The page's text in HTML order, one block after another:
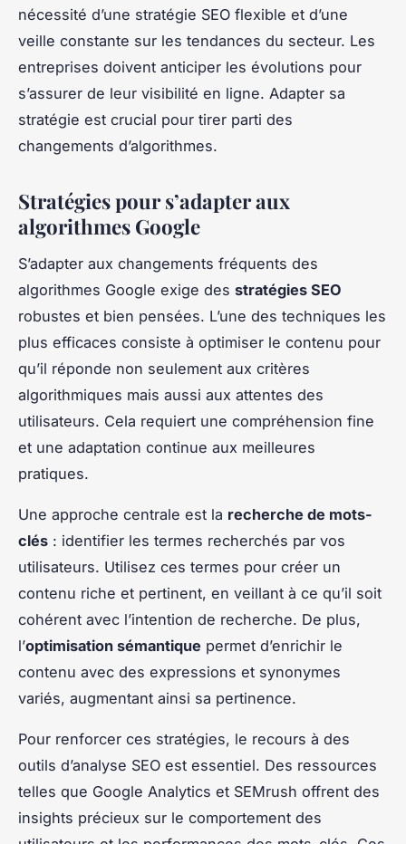
nécessité d’une stratégie SEO flexible et d’une
veille constante sur les tendances du secteur. Les
entreprises doivent anticiper les évolutions pour
s’assurer de leur visibilité en ligne. Adapter sa
stratégie est crucial pour tirer parti des
changements d’algorithmes.
Stratégies pour s’adapter aux
algorithmes Google
S’adapter aux changements fréquents des
algorithmes Google exige des stratégies SEO
robustes et bien pensées. L’une des techniques les
plus efficaces consiste à optimiser le contenu pour
qu’il réponde non seulement aux critères
algorithmiques mais aussi aux attentes des
utilisateurs. Cela requiert une compréhension fine
et une adaptation continue aux meilleures
pratiques.
Une approche centrale est la recherche de mots-
clés : identifier les termes recherchés par vos
utilisateurs. Utilisez ces termes pour créer un
contenu riche et pertinent, en veillant à ce qu’il soit
cohérent avec l’intention de recherche. De plus,
l’optimisation sémantique permet d’enrichir le
contenu avec des expressions et synonymes
variés, augmentant ainsi sa pertinence.
Pour renforcer ces stratégies, le recours à des
outils d’analyse SEO est essentiel. Des ressources
telles que Google Analytics et SEMrush offrent des
insights précieux sur le comportement des